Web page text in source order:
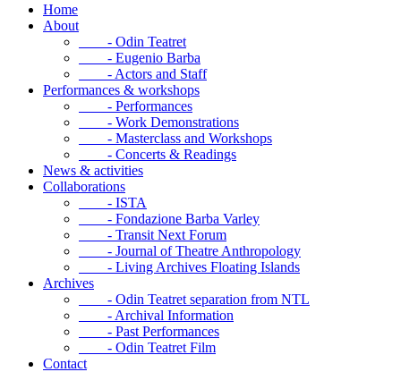
Home
About
- Odin Teatret
- Eugenio Barba
- Actors and Staff
Performances & workshops
- Performances
- Work Demonstrations
- Masterclass and Workshops
- Concerts & Readings
News & activities
Collaborations
- ISTA
- Fondazione Barba Varley
- Transit Next Forum
- Journal of Theatre Anthropology
- Living Archives Floating Islands
Archives
- Odin Teatret separation from NTL
- Archival Information
- Past Performances
- Odin Teatret Film
Contact